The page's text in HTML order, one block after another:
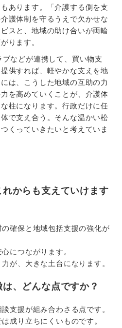
あります。「介護する側を支
護体制を守るうえで欠かせな
スと、地域の助け合いが両輪
ります。
などが連携して、買い物支
供すれば、軽やかな支えを地
は、こうした地域の互助の力
を高めていくことが、介護体
柱になります。行政だけに任
で支え合う。そんな温かい松
くっていきたいと考えていま
からも支えていけます
確保と地域包括支援の強化が
につながります。
が、大きな土台になります。
、どんな点ですか？
支援が組み合わさる点です。
成り立ちにくいものです。